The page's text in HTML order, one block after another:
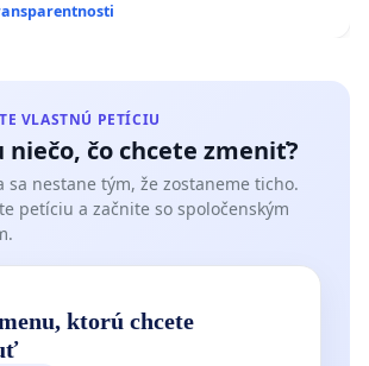
VLASTNÚ PETÍCIU
niečo, čo chcete zmeniť?
sa nestane tým, že zostaneme ticho.
petíciu a začnite so spoločenským
ktorú chcete